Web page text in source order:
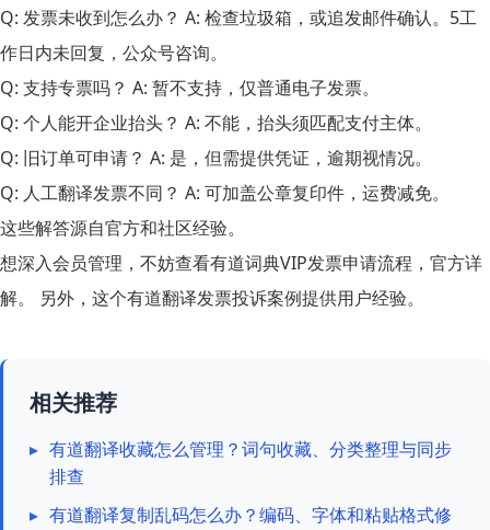
Q: 发票未收到怎么办？ A: 检查垃圾箱，或追发邮件确认。5工
作日内未回复，公众号咨询。
Q: 支持专票吗？ A: 暂不支持，仅普通电子发票。
Q: 个人能开企业抬头？ A: 不能，抬头须匹配支付主体。
Q: 旧订单可申请？ A: 是，但需提供凭证，逾期视情况。
Q: 人工翻译发票不同？ A: 可加盖公章复印件，运费减免。
这些解答源自官方和社区经验。
想深入会员管理，不妨查看有道词典VIP发票申请流程，官方详
解。 另外，这个有道翻译发票投诉案例提供用户经验。
相关推荐
▸ 有道翻译收藏怎么管理？词句收藏、分类整理与同步
排查
▸ 有道翻译复制乱码怎么办？编码、字体和粘贴格式修